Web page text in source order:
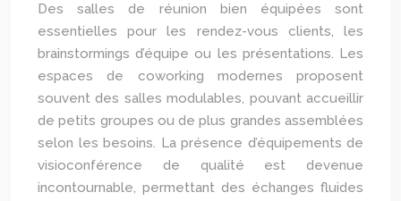
Des salles de réunion bien équipées sont
essentielles pour les rendez-vous clients, les
brainstormings d’équipe ou les présentations. Les
espaces de coworking modernes proposent
souvent des salles modulables, pouvant accueillir
de petits groupes ou de plus grandes assemblées
selon les besoins. La présence d’équipements de
visioconférence de qualité est devenue
incontournable, permettant des échanges fluides